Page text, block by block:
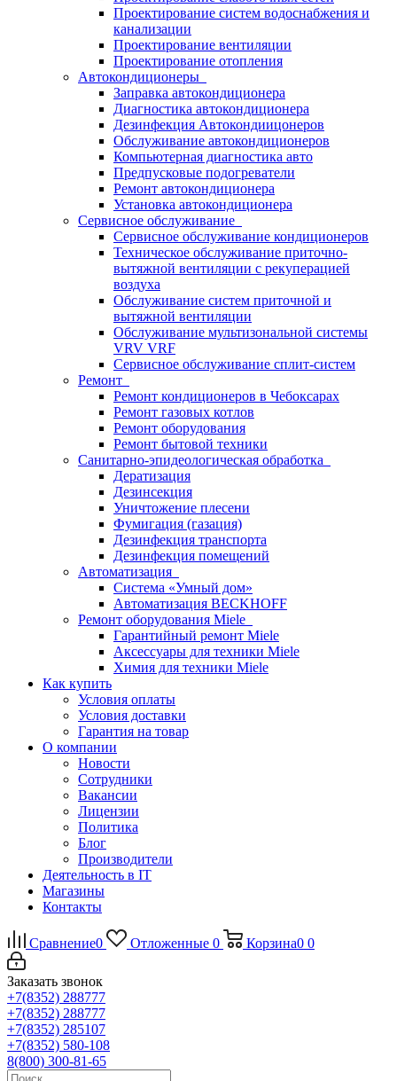
Проектирование систем водоснабжения и
канализации
Проектирование вентиляции
Проектирование отопления
Автокондиционеры
Заправка автокондиционера
Диагностика автокондиционера
Дезинфекция Автокондиицонеров
Обслуживание автокондиционеров
Компьютерная диагностика авто
Предпусковые подогреватели
Ремонт автокондиционера
Установка автокондиционера
Сервисное обслуживание
Сервисное обслуживание кондиционеров
Техническое обслуживание приточно-
вытяжной вентиляции с рекуперацией
воздуха
Обслуживание систем приточной и
вытяжной вентиляции
Обслуживание мультизональной системы
VRV VRF
Сервисное обслуживание сплит-систем
Ремонт
Ремонт кондиционеров в Чебоксарах
Ремонт газовых котлов
Ремонт оборудования
Ремонт бытовой техники
Санитарно-эпидеологическая обработка
Дератизация
Дезинсекция
Уничтожение плесени
Фумигация (газация)
Дезинфекция транспорта
Дезинфекция помещений
Автоматизация
Система «Умный дом»
Автоматизация BECKHOFF
Ремонт оборудования Miele
Гарантийный ремонт Miele
Аксессуары для техники Miele
Химия для техники Miele
Как купить
Условия оплаты
Условия доставки
Гарантия на товар
О компании
Новости
Сотрудники
Вакансии
Лицензии
Политика
Блог
Производители
Деятельность в IT
Магазины
Контакты
Сравнение0 Отложенные 0 Корзина0 0
Заказать звонок
+7(8352) 288777
+7(8352) 288777
+7(8352) 285107
+7(8352) 580-108
8(800) 300-81-65